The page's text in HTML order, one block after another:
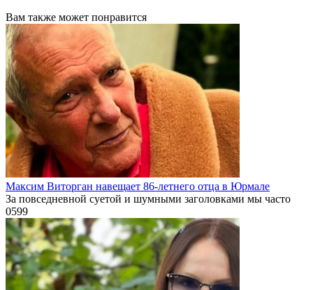
Вам также может понравится
Максим Виторган навещает 86-летнего отца в Юрмале
За повседневной суетой и шумными заголовками мы часто
0599